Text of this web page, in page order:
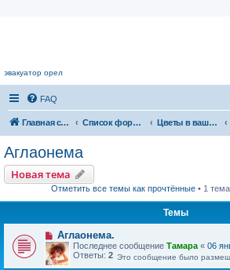
эвакуатор орел
FAQ
Главная страница Список форумов Цветы в вашем доме
Аглаонема
Новая тема
Отметить все темы как прочтённые• 1
Темы
Аглаонема.
Последнее сообщение Тамара « 06
Ответы: 2 Это сообщение было